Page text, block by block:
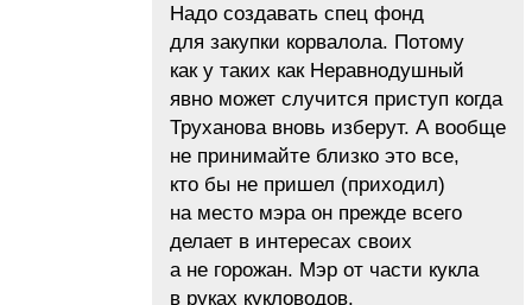
Надо создавать спец фонд
для закупки корвалола. Потому
как у таких как Неравнодушный
явно может случится приступ когда
Труханова вновь изберут. А вообще
не принимайте близко это все,
кто бы не пришел (приходил)
на место мэра он прежде всего
делает в интересах своих
а не горожан. Мэр от части кукла
в руках кукловодов.